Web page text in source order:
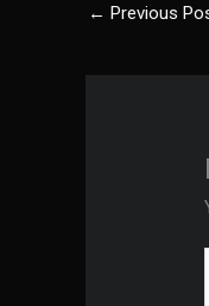
← Previous